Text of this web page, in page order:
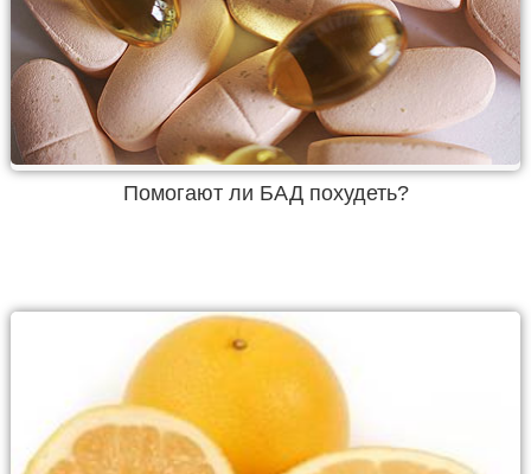
Помогают ли БАД похудеть?